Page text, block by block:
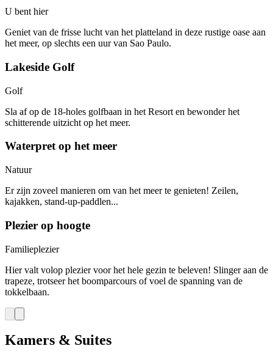
U bent hier
Geniet van de frisse lucht van het platteland in deze rustige oase aan
het meer, op slechts een uur van Sao Paulo.
Lakeside Golf
Golf
Sla af op de 18-holes golfbaan in het Resort en bewonder het
schitterende uitzicht op het meer.
Waterpret op het meer
Natuur
Er zijn zoveel manieren om van het meer te genieten! Zeilen,
kajakken, stand-up-paddlen...
Plezier op hoogte
Familieplezier
Hier valt volop plezier voor het hele gezin te beleven! Slinger aan de
trapeze, trotseer het boomparcours of voel de spanning van de
tokkelbaan.
Kamers & Suites